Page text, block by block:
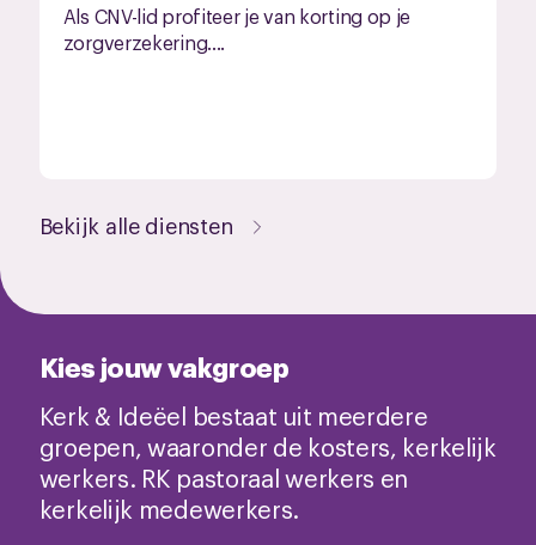
Als CNV-lid profiteer je van korting op je
zorgverzekering....
Bekijk alle diensten
Kies jouw vakgroep
Kerk & Ideëel bestaat uit meerdere
groepen, waaronder de kosters, kerkelijk
werkers. RK pastoraal werkers en
kerkelijk medewerkers.